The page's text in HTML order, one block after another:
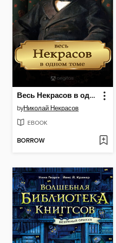
Весь Некрасов в одном томе. Собрание сочинений
byНиколай Некрасов
EBOOK
BORROW